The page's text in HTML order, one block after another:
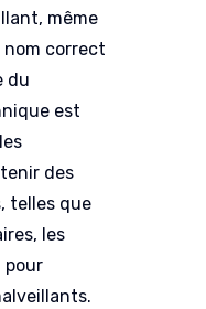
même
nom correct
du
est
des
telles que
les
pour